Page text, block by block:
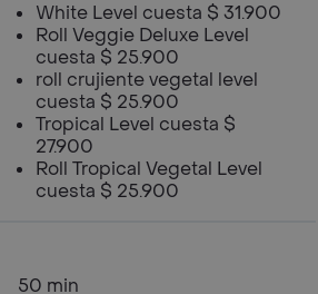
White Level cuesta $ 31.900
Roll Veggie Deluxe Level
cuesta $ 25.900
roll crujiente vegetal level
cuesta $ 25.900
Tropical Level cuesta $
27.900
Roll Tropical Vegetal Level
cuesta $ 25.900
50 min